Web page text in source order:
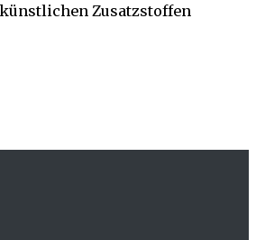
Zusatzstoffen